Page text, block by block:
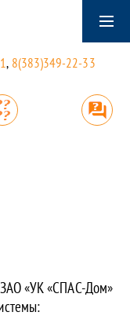
, 8(383)349-22-33
ЗАО «УК «СПАС-Дом»